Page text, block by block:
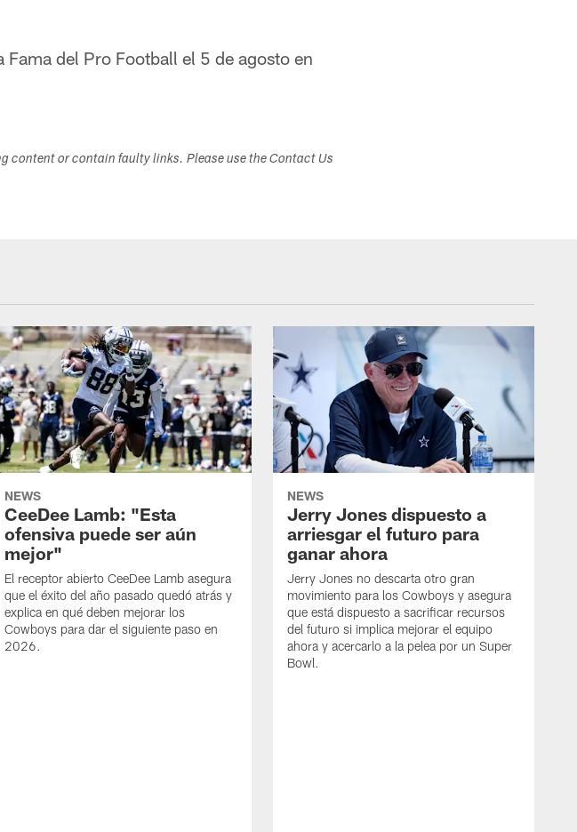
del Pro Football el 5 de agosto en
content or contain faulty links. Please use the Contact Us
NEWS
CeeDee Lamb: "Esta
ofensiva puede ser aún
mejor"
El receptor abierto CeeDee Lamb asegura
que el éxito del año pasado quedó atrás y
explica en qué deben mejorar los
Cowboys para dar el siguiente paso en
2026.
NEWS
Jerry Jones dispuesto a
arriesgar el futuro para
ganar ahora
Jerry Jones no descarta otro gran
movimiento para los Cowboys y asegura
que está dispuesto a sacrificar recursos
del futuro si implica mejorar el equipo
ahora y acercarlo a la pelea por un Super
Bowl.